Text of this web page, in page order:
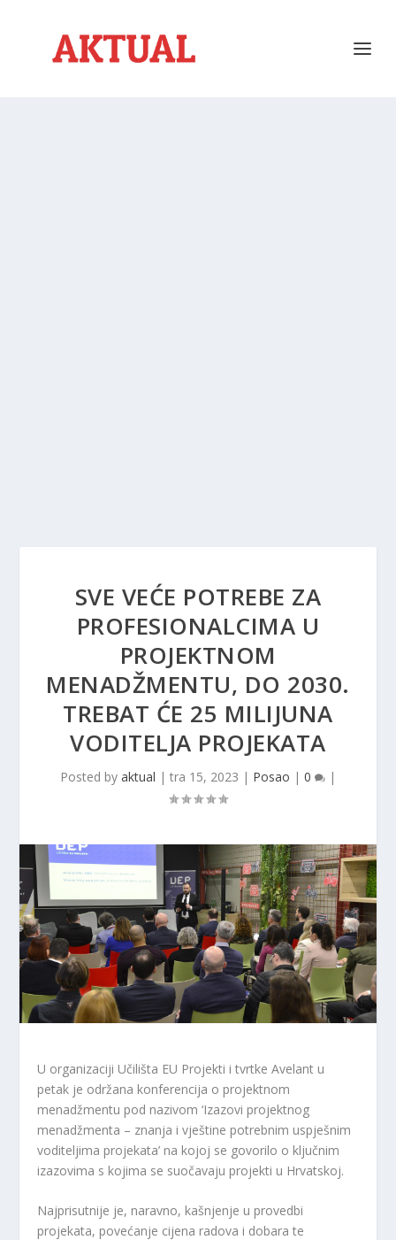
SVE VEĆE POTREBE ZA
PROFESIONALCIMA U
PROJEKTNOM
MENADŽMENTU, DO 2030.
TREBAT ĆE 25 MILIJUNA
VODITELJA PROJEKATA
Posted by aktual | tra 15, 2023 | Posao | 0 |
U organizaciji Učilišta EU Projekti i tvrtke Avelant u
petak je održana konferencija o projektnom
menadžmentu pod nazivom ‘Izazovi projektnog
menadžmenta – znanja i vještine potrebnim uspješnim
voditeljima projekata’ na kojoj se govorilo o ključnim
izazovima s kojima se suočavaju projekti u Hrvatskoj.
Najprisutnije je, naravno, kašnjenje u provedbi
projekata, povećanje cijena radova i dobara te